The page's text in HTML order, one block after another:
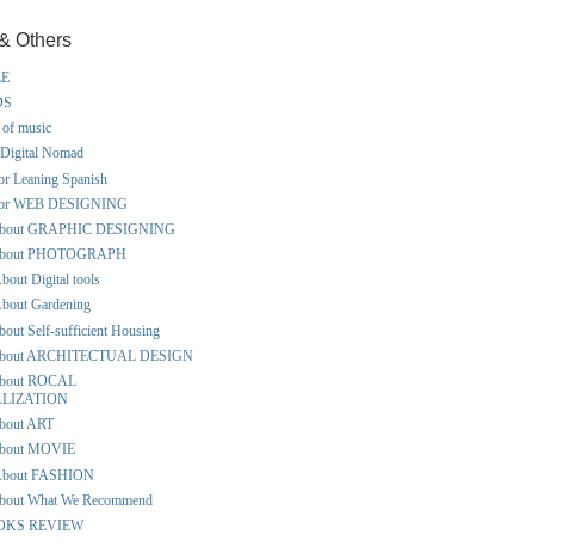
Others
music
Nomad
Leaning Spanish
WEB DESIGNING
GRAPHIC DESIGNING
PHOTOGRAPH
Digital tools
Gardening
Self-sufficient Housing
ARCHITECTUAL DESIGN
ROCAL
ART
MOVIE
FASHION
What We Recommend
REVIEW